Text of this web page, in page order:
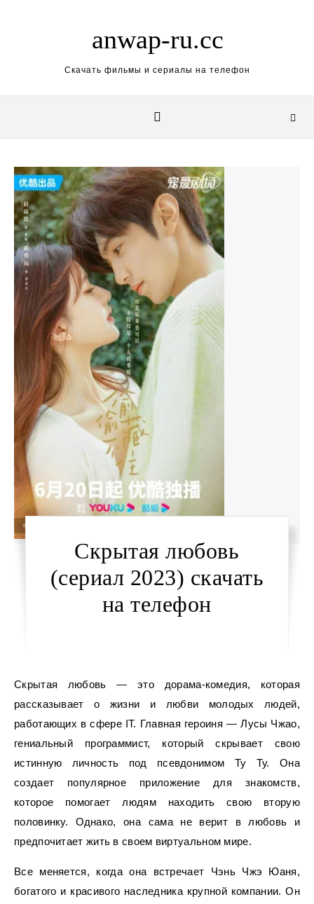
anwap-ru.cc
Скачать фильмы и сериалы на телефон
Скрытая любовь
(сериал 2023) скачать
на телефон
Скрытая любовь — это дорама-комедия, которая
рассказывает о жизни и любви молодых людей,
работающих в сфере IT. Главная героиня — Лусы Чжао,
гениальный программист, который скрывает свою
истинную личность под псевдонимом Ту Ту. Она
создает популярное приложение для знакомств,
которое помогает людям находить свою вторую
половинку. Однако, она сама не верит в любовь и
предпочитает жить в своем виртуальном мире.
Все меняется, когда она встречает Чэнь Чжэ Юаня,
богатого и красивого наследника крупной компании. Он